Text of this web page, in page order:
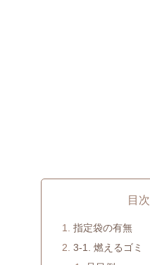
目次
指定袋の有無
3-1. 燃えるゴミ